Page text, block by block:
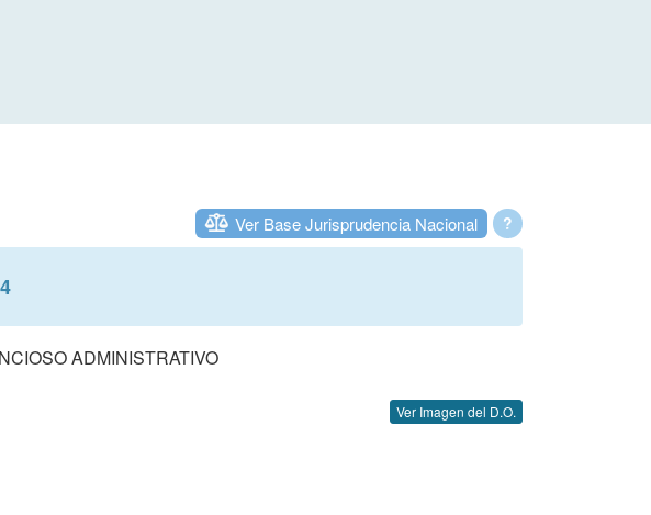
?
Ver Base Jurisprudencia Nacional
ADMINISTRATIVO
Ver Imagen del D.O.